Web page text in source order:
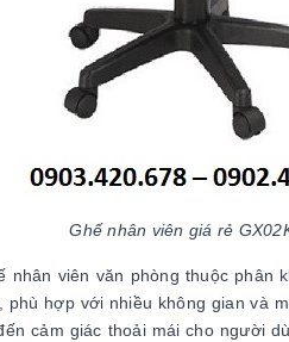
Ghế nhân viên giá rẻ
nhân viên văn phòng thuộc
phù hợp với nhiều không gian và
cảm giác thoải mái cho người